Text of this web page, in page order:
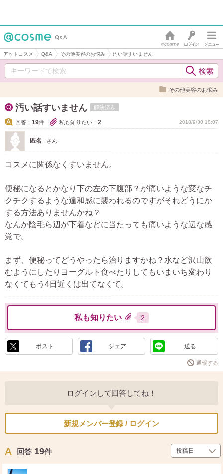
アットコスメ Q&A その他美容のお悩み 汚い話すいません
その他美容のお悩み
汚い話すいません 解決済み
回答： 19件 私も知りたい： 2 2018/9/30 18:07
匿名 さん
コスメに関係なくすいません。
便秘になるとかなり下の左の下腹部？が痛いような変なチ
クチクするような違和感に襲われるのですがそれどうにか
する方法ありませんかね？
なんか陰毛ら辺が下着などに当たっても痛いような辺な感
覚で。
まず、便秘ってどうやったら治りますかね？水など沢山飲
むようにしたりヨーグルト食べたりしてもいまいち変わり
なくてもう4日近くは出てなくて。
私も知りたい 2
ポスト シェア 送る
通報する
ログインして回答してね！
新規メンバー登録 / ログイン
回答 19件